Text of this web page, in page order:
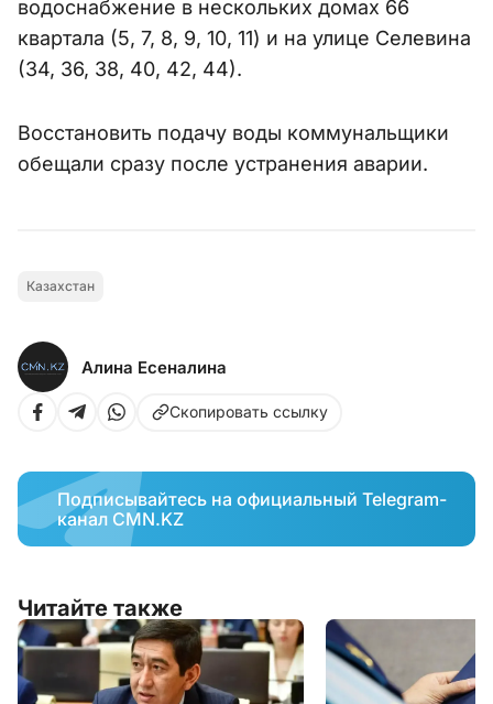
водоснабжение в нескольких домах 66
квартала (5, 7, 8, 9, 10, 11) и на улице Селевина
(34, 36, 38, 40, 42, 44).
Восстановить подачу воды коммунальщики
обещали сразу после устранения аварии.
Казахстан
Алина Есеналина
Скопировать ссылку
Подписывайтесь на официальный Telegram-
канал CMN.KZ
Читайте также